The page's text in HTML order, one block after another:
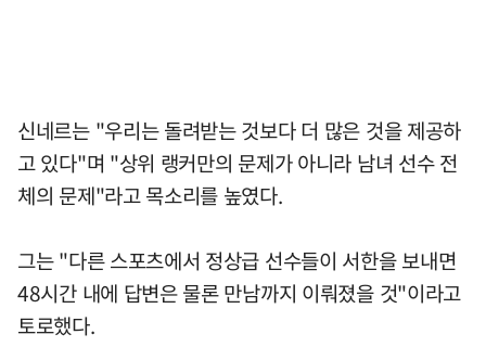
신네르는 "우리는 돌려받는 것보다 더 많은 것을 제공하
고 있다"며 "상위 랭커만의 문제가 아니라 남녀 선수 전
체의 문제"라고 목소리를 높였다.
그는 "다른 스포츠에서 정상급 선수들이 서한을 보내면
48시간 내에 답변은 물론 만남까지 이뤄졌을 것"이라고
토로했다.